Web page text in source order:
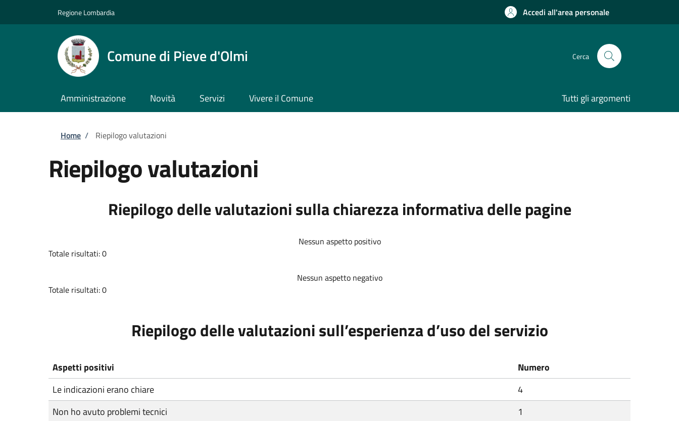
Regione Lombardia Accedi all'area personale
Comune di Pieve d'Olmi Cerca
Amministrazione Novità Servizi Vivere il Comune Tutti gli argomenti
Briciole di pane
Home / Riepilogo valutazioni
Riepilogo valutazioni
Riepilogo delle valutazioni sulla chiarezza informativa delle pagine
Nessun aspetto positivo
Totale risultati: 0
Nessun aspetto negativo
Totale risultati: 0
Riepilogo delle valutazioni sull’esperienza d’uso del servizio
Aspetti positivi
Numero
Le indicazioni erano chiare
4
Non ho avuto problemi tecnici
1